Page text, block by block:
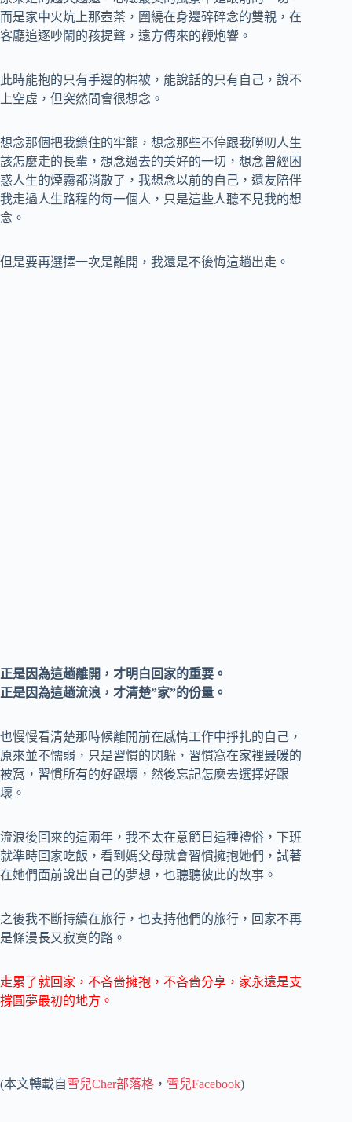
而是家中火炕上那壺茶，圍繞在身邊碎碎念的雙親，在
客廳追逐吵鬧的孩提聲，遠方傳來的鞭炮響。
此時能抱的只有手邊的棉被，能說話的只有自己，說不
上空虛，但突然間會很想念。
想念那個把我鎖住的牢籠，想念那些不停跟我嘮叨人生
該怎麼走的長輩，想念過去的美好的一切，想念曾經困
惑人生的煙霧都消散了，我想念以前的自己，還友陪伴
我走過人生路程的每一個人，只是這些人聽不見我的想
念。
但是要再選擇一次是離開，我還是不後悔這趟出走。
正是因為這趟離開，才明白回家的重要。
正是因為這趟流浪，才清楚”家”的份量。
也慢慢看清楚那時候離開前在感情工作中掙扎的自己，
原來並不懦弱，只是習慣的閃躲，習慣窩在家裡最暖的
被窩，習慣所有的好跟壞，然後忘記怎麼去選擇好跟
壞。
流浪後回來的這兩年，我不太在意節日這種禮俗，下班
就準時回家吃飯，看到媽父母就會習慣擁抱她們，試著
在她們面前說出自己的夢想，也聽聽彼此的故事。
之後我不斷持續在旅行，也支持他們的旅行，回家不再
是條漫長又寂寞的路。
走累了就回家，不吝嗇擁抱，不吝嗇分享，家永遠是支
撐圓夢最初的地方。
(本文轉載自雪兒Cher部落格 ， 雪兒Facebook)